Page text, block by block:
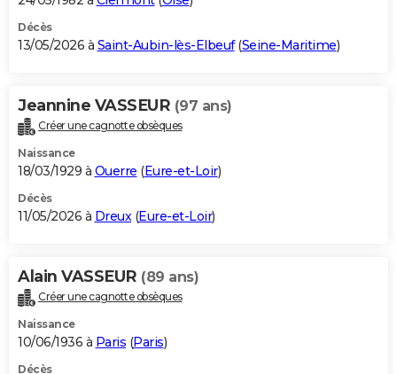
Décès
13/05/2026 à Saint-Aubin-lès-Elbeuf(Seine-Maritime)
Jeannine VASSEUR (97 ans)
Créer une cagnotte obsèques
Naissance
18/03/1929 à Ouerre (Eure-et-Loir)
Décès
11/05/2026 à Dreux(Eure-et-Loir)
Alain VASSEUR (89 ans)
Créer une cagnotte obsèques
Naissance
10/06/1936 à Paris (Paris)
Décès